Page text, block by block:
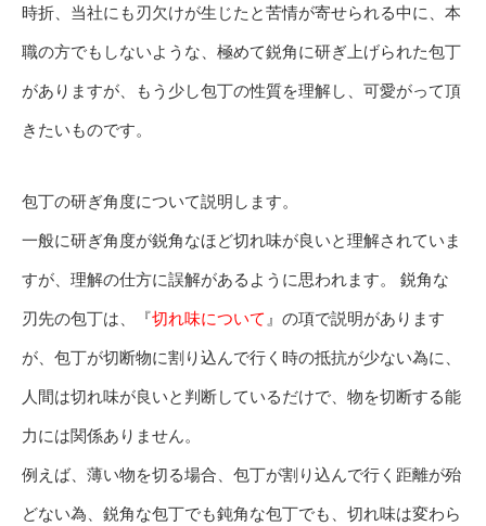
時折、当社にも刃欠けが生じたと苦情が寄せられる中に、本
職の方でもしないような、極めて鋭角に研ぎ上げられた包丁
がありますが、もう少し包丁の性質を理解し、可愛がって頂
きたいものです。
包丁の研ぎ角度について説明します。
一般に研ぎ角度が鋭角なほど切れ味が良いと理解されていま
すが、理解の仕方に誤解があるように思われます。 鋭角な
刃先の包丁は、『切れ味について 』の項で説明があります
が、包丁が切断物に割り込んで行く時の抵抗が少ない為に、
人間は切れ味が良いと判断しているだけで、物を切断する能
力には関係ありません。
例えば、薄い物を切る場合、包丁が割り込んで行く距離が殆
どない為、鋭角な包丁でも鈍角な包丁でも、切れ味は変わら